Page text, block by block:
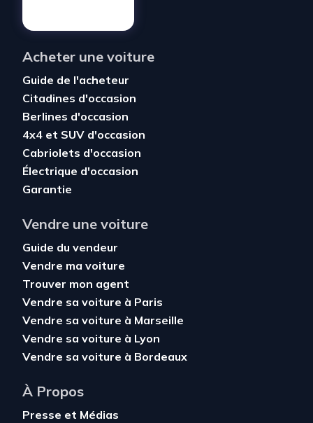
Acheter une voiture
Guide de l'acheteur
Citadines d'occasion
Berlines d'occasion
4x4 et SUV d'occasion
Cabriolets d'occasion
Électrique d'occasion
Garantie
Vendre une voiture
Guide du vendeur
Vendre ma voiture
Trouver mon agent
Vendre sa voiture à Paris
Vendre sa voiture à Marseille
Vendre sa voiture à Lyon
Vendre sa voiture à Bordeaux
À Propos
Presse et Médias